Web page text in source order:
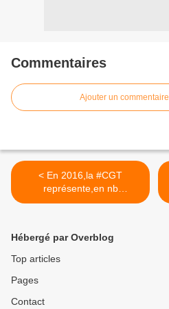
Commentaires
Ajouter un commentaire
< En 2016,la #CGT
représente,en nb
d'adhérents,-...
Hébergé par Overblog
Top articles
Pages
Contact